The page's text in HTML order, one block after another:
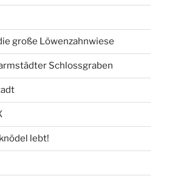
große Löwenzahnwiese
Schlossgraben
lebt!